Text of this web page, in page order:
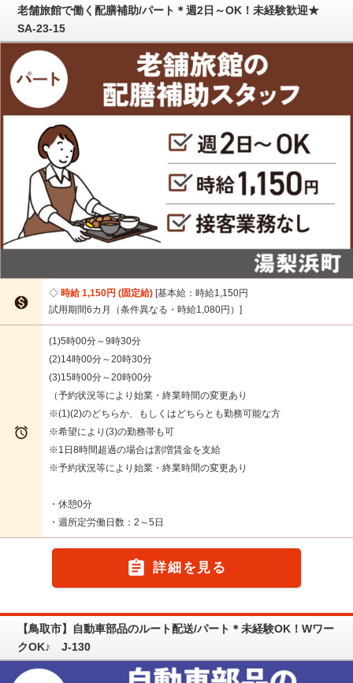
老舗旅館で働く配膳補助/パート＊週2日～OK！未経験歓迎★
SA-23-15

時給 1,150円 (固定給) 基本給：時給1,150円
試用期間6カ月（条件異なる・時給1,080円）

(1)5時00分～9時30分
(2)14時00分～20時30分
(3)15時00分～20時00分
（予約状況等により始業・終業時間の変更あり
※(1)(2)のどちらか、もしくはどちらとも勤務可能な方
※希望により(3)の勤務帯も可
※1日8時間超過の場合は割増賃金を支給
※予約状況等により始業・終業時間の変更あり
・休憩0分
・週所定労働日数：2～5日
 詳細を見る
【鳥取市】自動車部品のルート配送/パート＊未経験OK！Wワー
クOK♪ J-130